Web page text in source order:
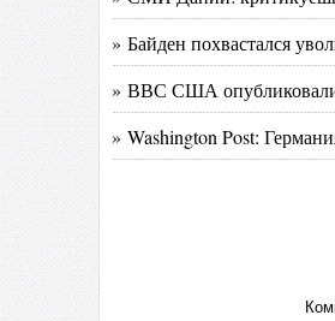
» Байден похвастался
» ВВС США опубликовали
» Washington Post: